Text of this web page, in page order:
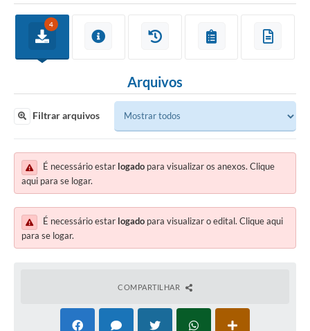
4
Arquivos
Filtrar arquivos
É necessário estar logado para visualizar os anexos. Clique
aqui para se logar.
É necessário estar logado para visualizar o edital. Clique aqui
para se logar.
COMPARTILHAR